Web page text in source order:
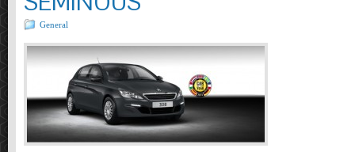
General